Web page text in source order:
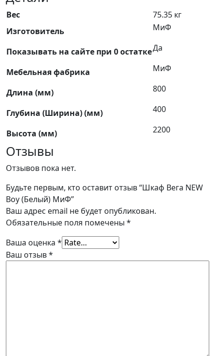
Вес
75.35 кг
Изготовитель
МиФ
Показывать на сайте при 0 остаткеДа
Мебельная фабрика МиФ
Длина (мм) 800
Глубина (Ширина) (мм) 400
Высота (мм) 2200
Отзывы
Отзывов пока нет.
Будьте первым, кто оставит отзыв “Шкаф Вега NEW
Boy (Белый) МиФ”
Ваш адрес email не будет опубликован.
Обязательные поля помечены *
Ваша оценка *
Ваш отзыв*